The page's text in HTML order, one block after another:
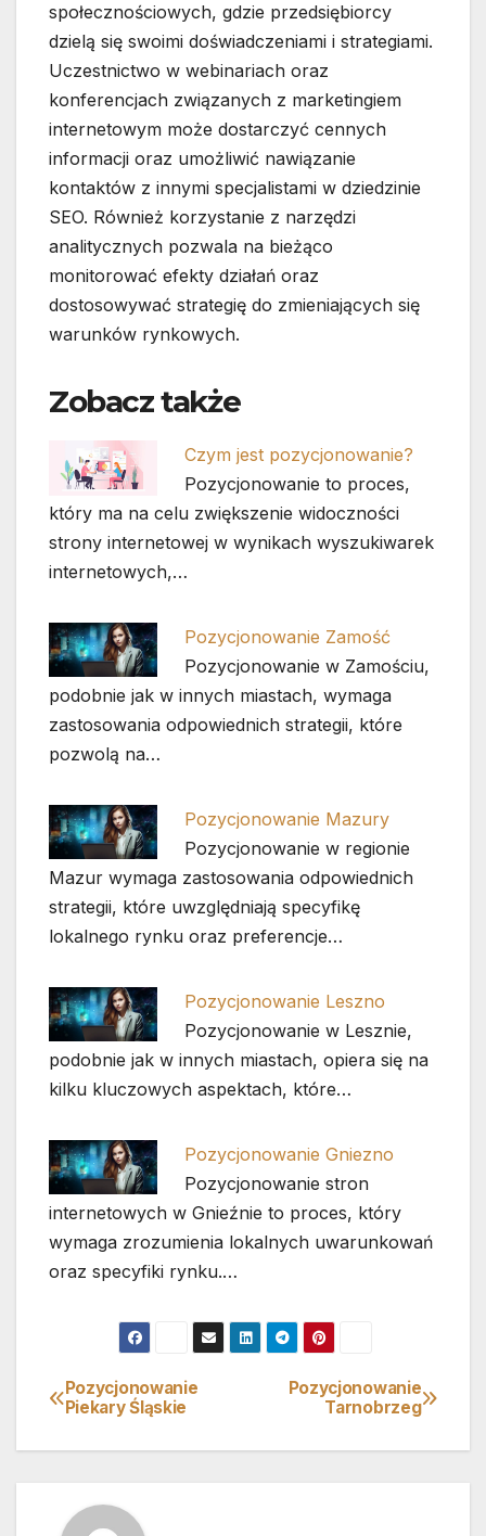
społecznościowych, gdzie przedsiębiorcy
dzielą się swoimi doświadczeniami i strategiami.
Uczestnictwo w webinariach oraz
konferencjach związanych z marketingiem
internetowym może dostarczyć cennych
informacji oraz umożliwić nawiązanie
kontaktów z innymi specjalistami w dziedzinie
SEO. Również korzystanie z narzędzi
analitycznych pozwala na bieżąco
monitorować efekty działań oraz
dostosowywać strategię do zmieniających się
warunków rynkowych.
Zobacz także
Czym jest pozycjonowanie?
Pozycjonowanie to proces,
który ma na celu zwiększenie widoczności
strony internetowej w wynikach wyszukiwarek
internetowych,…
Pozycjonowanie Zamość
Pozycjonowanie w Zamościu,
podobnie jak w innych miastach, wymaga
zastosowania odpowiednich strategii, które
pozwolą na…
Pozycjonowanie Mazury
Pozycjonowanie w regionie
Mazur wymaga zastosowania odpowiednich
strategii, które uwzględniają specyfikę
lokalnego rynku oraz preferencje…
Pozycjonowanie Leszno
Pozycjonowanie w Lesznie,
podobnie jak w innych miastach, opiera się na
kilku kluczowych aspektach, które…
Pozycjonowanie Gniezno
Pozycjonowanie stron
internetowych w Gnieźnie to proces, który
wymaga zrozumienia lokalnych uwarunkowań
oraz specyfiki rynku.…
Nawigacja
wpisu
Pozycjonowanie
Tarnobrzeg
Pozycjonowanie
Piekary Śląskie